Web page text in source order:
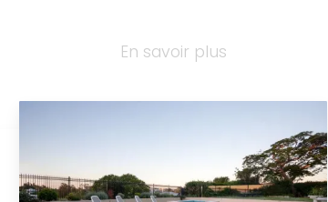
En savoir plus